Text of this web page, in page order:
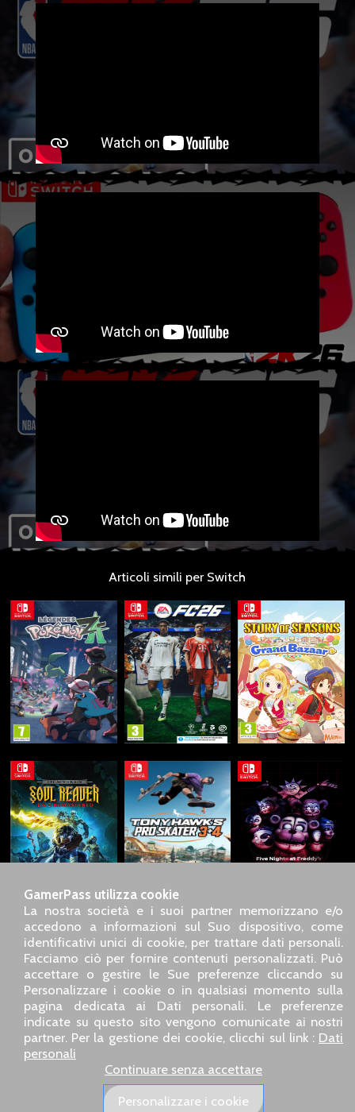
Articoli simili per Switch
GamerPass utilizza cookie
La nostra società e i suoi partner memorizzano e/o
accedono a informazioni sul Suo dispositivo, come
identificativi unici di cookie, per trattare dati personali.
Facciamo ciò per fornire contenuti personalizzati. Può
accettare o gestire le Sue preferenze cliccando su
Personalizzare i cookie o in qualsiasi momento sulla
pagina dedicata ai Dati personali. Le preferenze
indicate su questo sito vengono comunicate ai nostri
partner. Per la gestione dei cookie, clicchi sul link : Dati
personali
Continuare senza accettare
Personalizzare i cookie
SARL GDN GamerPass, Servizio clienti telefonico : +33 1 85
09 18 80
Il nostro indirizzo : 5 chemin de Daru 26100 Romans sur
Isère (France)
Il nostro indirizzo e-mail :pro@gamerpass.it
Home -Area Clienti-Contatti -Note legali
Dati personali
- Condizioni generali di vendita
rimborso
Chi siamo
Politiche di consegna